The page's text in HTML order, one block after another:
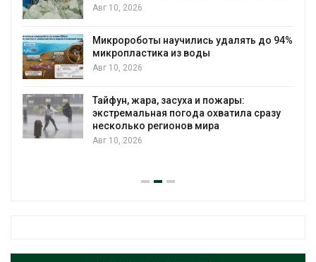
Авг 10, 2026
Микророботы научились удалять до 94%
микропластика из воды
Авг 10, 2026
Тайфун, жара, засуха и пожары:
экстремальная погода охватила сразу
несколько регионов мира
Авг 10, 2026